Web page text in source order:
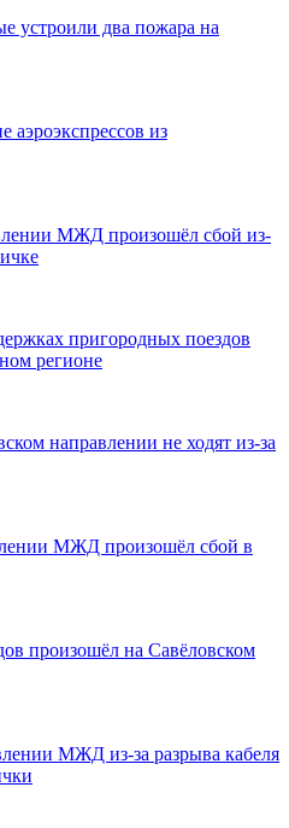
устроили два пожара на
аэроэкспрессов из
МЖД произошёл сбой из-
пригородных поездов
регионе
направлении не ходят из-за
МЖД произошёл сбой в
произошёл на Савёловском
МЖД из-за разрыва кабеля